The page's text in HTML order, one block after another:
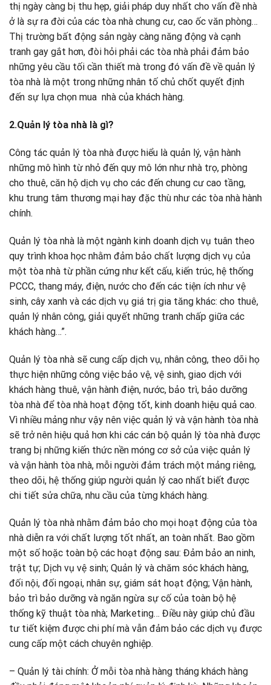
thị ngày càng bị thu hẹp, giải pháp duy nhất cho vấn đề nhà
ở là sự ra đời của các tòa nhà chung cư, cao ốc văn phòng…
Thị trường bất động sản ngày càng năng động và cạnh
tranh gay gắt hơn, đòi hỏi phải các tòa nhà phải đảm bảo
những yêu cầu tối cần thiết mà trong đó vấn đề về quản lý
tòa nhà là một trong những nhân tố chủ chốt quyết định
đến sự lựa chọn mua nhà của khách hàng.
2.Quản lý tòa nhà là gì?
Công tác quản lý tòa nhà được hiểu là quản lý, vận hành
những mô hình từ nhỏ đến quy mô lớn như nhà trọ, phòng
cho thuê, căn hộ dịch vụ cho các đến chung cư cao tầng,
khu trung tâm thương mại hay đặc thù như các tòa nhà hành
chính.
Quản lý tòa nhà là một ngành kinh doanh dịch vụ tuân theo
quy trình khoa học nhằm đảm bảo chất lượng dịch vụ của
một tòa nhà từ phần cứng như kết cấu, kiến trúc, hệ thống
PCCC, thang máy, điện, nước cho đến các tiện ích như vệ
sinh, cây xanh và các dịch vụ giá trị gia tăng khác: cho thuê,
quản lý nhân công, giải quyết những tranh chấp giữa các
khách hàng…”.
Quản lý tòa nhà sẽ cung cấp dịch vụ, nhân công, theo dõi họ
thực hiện những công việc bảo vệ, vệ sinh, giao dịch với
khách hàng thuê, vận hành điện, nước, bảo trì, bảo dưỡng
tòa nhà để tòa nhà hoạt động tốt, kinh doanh hiệu quả cao.
Vì nhiều mảng như vậy nên việc quản lý và vận hành tòa nhà
sẽ trở nên hiệu quả hơn khi các cán bộ quản lý tòa nhà được
trang bị những kiến thức nền móng cơ sở của việc quản lý
và vận hành tòa nhà, mỗi người đảm trách một mảng riêng,
theo dõi, hệ thống giúp người quản lý cao nhất biết được
chi tiết sửa chữa, nhu cầu của từng khách hàng.
Quản lý tòa nhà nhằm đảm bảo cho mọi hoạt động của tòa
nhà diễn ra với chất lượng tốt nhất, an toàn nhất. Bao gồm
một số hoặc toàn bộ các hoạt động sau: Đảm bảo an ninh,
trật tự; Dịch vụ vệ sinh; Quản lý và chăm sóc khách hàng,
đối nội, đối ngoại, nhân sự, giám sát hoạt động; Vận hành,
bảo trì bảo dưỡng và ngăn ngừa sự cố của toàn bộ hệ
thống kỹ thuật tòa nhà; Marketing… Điều này giúp chủ đầu
tư tiết kiệm được chi phí mà vẫn đảm bảo các dịch vụ được
cung cấp một cách chuyên nghiệp.
– Quản lý tài chính: Ở mỗi tòa nhà hàng tháng khách hàng